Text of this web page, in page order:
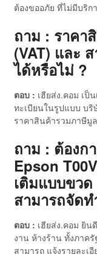
ต้องขออภัย ที่ไม่มีบริก
ถาม : ราคา
(VAT) และ
ได้หรือไม่ ?
ตอบ : เฮียส่ง.คอม เป็
ทะเบียนในรูปแบบ บริ
ราคาสินค้ารวมภาษีมู
ถาม : ต้องก
Epson
เติมแบบขว
สามารถจัด
ตอบ : เฮียส่ง.คอม ยิน
งาน ห้างร้าน ทั้งภาค
สามารถ แจ้งรายละเ